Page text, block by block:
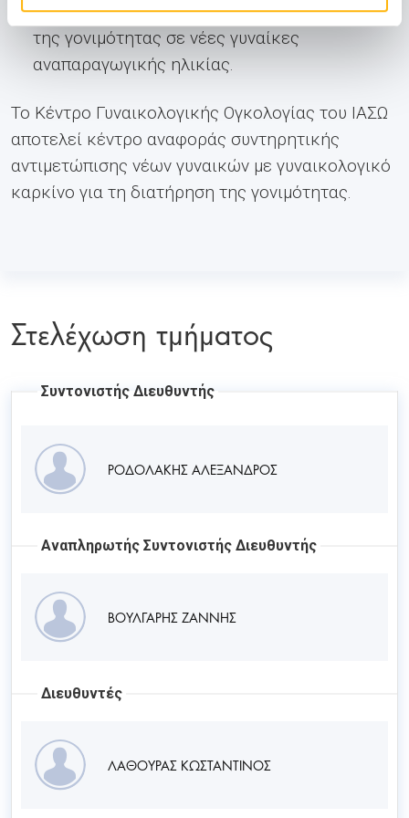
επέμβαση παρέχει τη δυνατότητα διατήρησης
της γονιμότητας σε νέες γυναίκες
αναπαραγωγικής ηλικίας.
Το Κέντρο Γυναικολογικής Ογκολογίας του ΙΑΣΩ
αποτελεί κέντρο αναφοράς συντηρητικής
αντιμετώπισης νέων γυναικών με γυναικολογικό
καρκίνο για τη διατήρηση της γονιμότητας.
Στελέχωση τμήματος
Συντονιστής Διευθυντής
ΡΟΔΟΛΑΚΗΣ ΑΛΕΞΑΝΔΡΟΣ
Αναπληρωτής Συντονιστής Διευθυντής
ΒΟΥΛΓΑΡΗΣ ΖΑΝΝΗΣ
Διευθυντές
ΛΑΘΟΥΡΑΣ ΚΩΣΤΑΝΤΙΝΟΣ